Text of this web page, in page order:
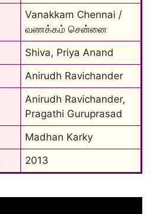
Vanakkam Chennai /
வணக்கம் சென்னை
Shiva, Priya Anand
Anirudh Ravichander
Anirudh Ravichander,
Pragathi Guruprasad
Madhan Karky
2013